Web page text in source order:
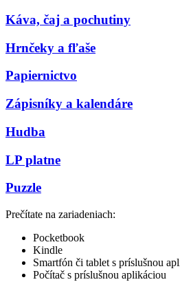
Káva, čaj a pochutiny
Hrnčeky a fľaše
Papiernictvo
Zápisníky a kalendáre
Hudba
LP platne
Puzzle
Prečítate na zariadeniach:
Pocketbook
Kindle
Smartfón či tablet s príslušnou
Počítač s príslušnou aplikáciou